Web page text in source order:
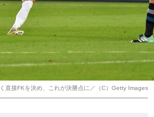
直接FKを決め、これが決勝点に／（C）Getty Images